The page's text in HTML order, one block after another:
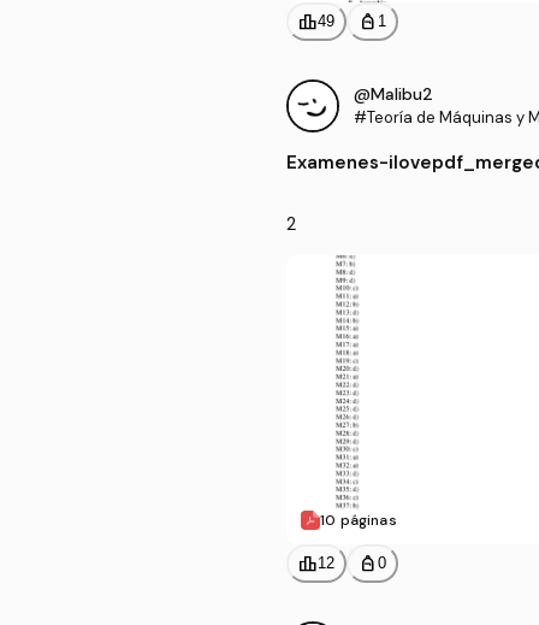
leaderboard49 personal_bag 1
@Malibu2
#Teoría de Máquinas y
Examenes-
2
10 páginas
leaderboard12 personal_bag 0